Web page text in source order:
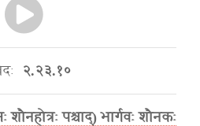
२.२३.१०
पश्चाद्) भार्गवः शौनकः